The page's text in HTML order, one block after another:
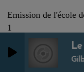
0
Emission de l'école
1